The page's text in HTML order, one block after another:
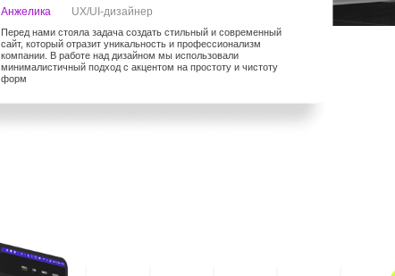
Анжелика
Перед нами стояла задача создать стильный и современный
сайт, который отразит уникальность и профессионализм
компании. В работе над дизайном мы использовали
минималистичный подход с акцентом на простоту и чистоту
форм
UX/UI-дизайнер